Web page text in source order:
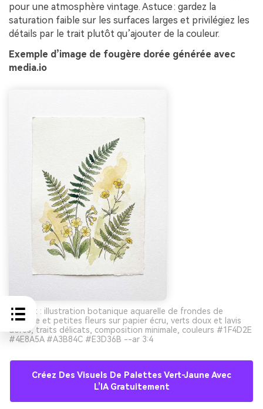
pour une atmosphère vintage. Astuce : gardez la
saturation faible sur les surfaces larges et privilégiez les
détails par le trait plutôt qu’ajouter de la couleur.
Exemple d’image de fougère dorée générée avec
media.io
Prompt : illustration botanique aquarelle de frondes de
fougère et petites fleurs sur papier écru, verts doux et lavis
dorés, traits délicats, composition minimale, couleurs #1F4D2E
#4E8A5A #A3B84C #E3D36B --ar 3:4
Créez Des Visuels De Palettes Vert-Jaune Avec
L’IA Gratuitement